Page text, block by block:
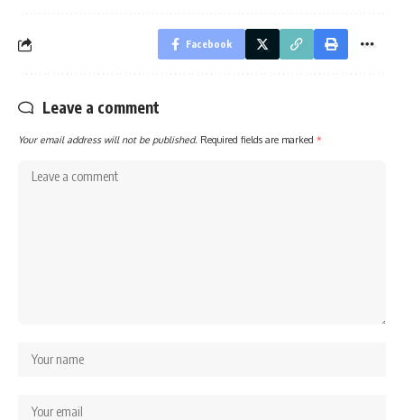
Facebook
Leave a comment
Your email address will not be published. Required fields are marked *